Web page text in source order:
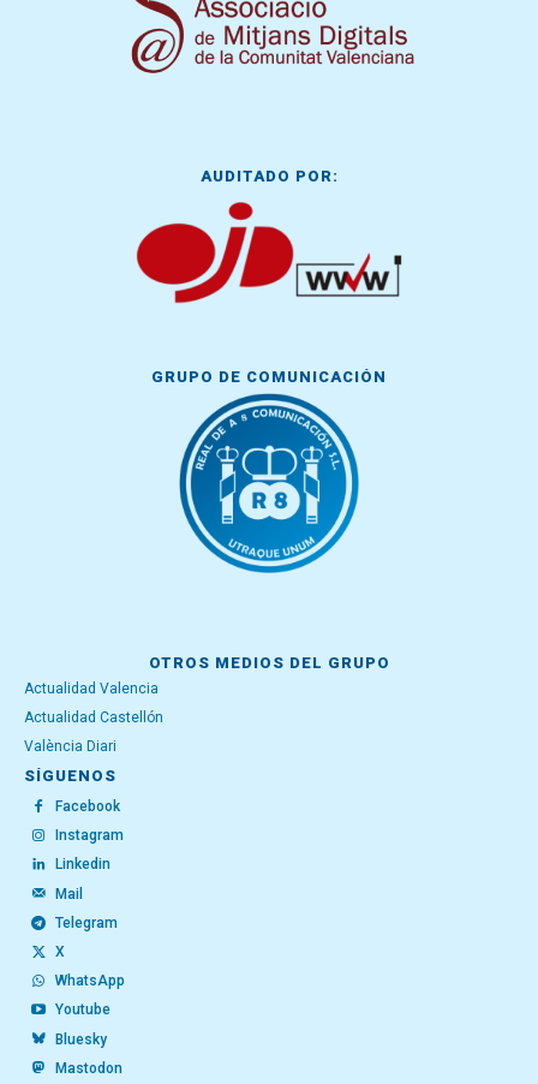
AUDITADO POR:
GRUPO DE COMUNICACIÓN
OTROS MEDIOS DEL GRUPO
Actualidad Valencia
Actualidad Castellón
València Diari
SÍGUENOS
Facebook
Instagram
Linkedin
Mail
Telegram
X
WhatsApp
Youtube
Bluesky
Mastodon